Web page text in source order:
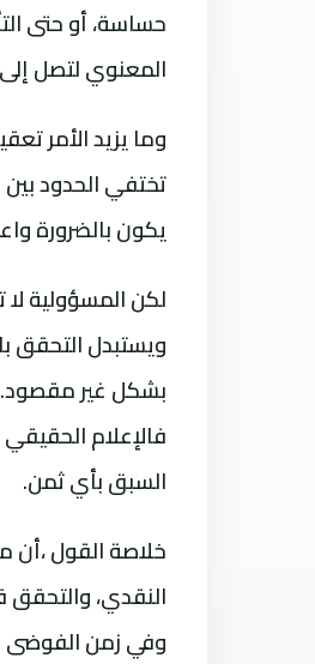
حساسة، أو حتى
المعنوي لتصل
وما يزيد الأمر
تختفي الحدود بين
يكون بالضرورة
لكن المسؤولية
ويستبدل التحقق
بشكل غير مقصود.
فالإعلام
السبق بأي ثمن.
خلاصة القول ،أن
النقدي، والتحقق
وفي زمن